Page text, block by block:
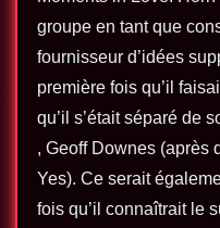
groupe en tant que
fournisseur d’idées
première fois qu’il
qu’il s’était séparé de
, Geoff Downes (après
Yes). Ce serait
fois qu’il connaîtrait le